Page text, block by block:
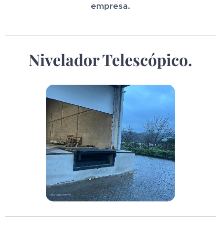
empresa.
Nivelador Telescópico.